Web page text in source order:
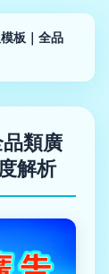
板｜全品
類廣
解析